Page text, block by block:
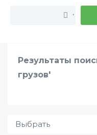
Результаты
грузов'